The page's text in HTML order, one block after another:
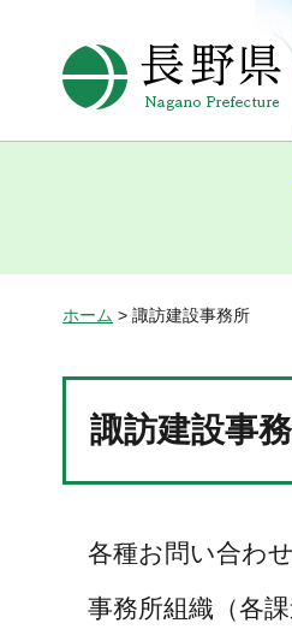
ホーム > 諏訪建設事務所
諏訪建設事
各種お問い合わ
事務所組織（各課